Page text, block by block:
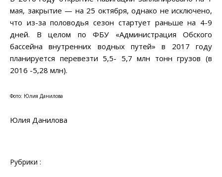
мая, закрытие — на 25 октября, однако не исключено,
что из-за половодья сезон стартует раньше на 4-9
дней. В целом по ФБУ «Администрация Обского
бассейна внутренних водных путей» в 2017 году
планируется перевезти 5,5- 5,7 млн тонн грузов (в
2016 -5,28 млн).
Фото: Юлия Данилова
Юлия Данилова
Рубрики :